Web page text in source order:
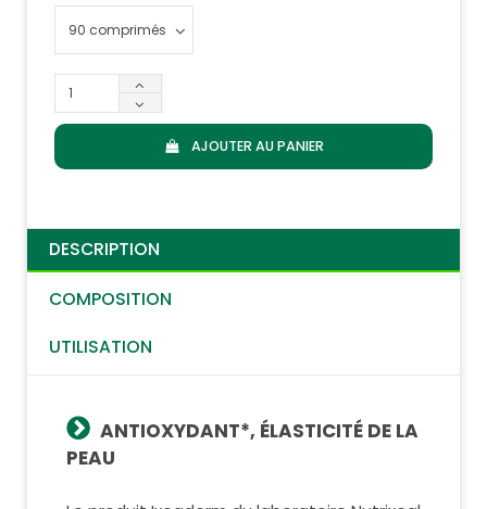
AJOUTER AU PANIER
DESCRIPTION
COMPOSITION
UTILISATION
ANTIOXYDANT*, ÉLASTICITÉ DE LA
PEAU